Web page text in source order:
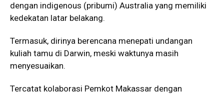
dengan indigenous (pribumi) Australia yang memiliki
kedekatan latar belakang.
Termasuk, dirinya berencana menepati undangan
kuliah tamu di Darwin, meski waktunya masih
menyesuaikan.
Tercatat kolaborasi Pemkot Makassar dengan